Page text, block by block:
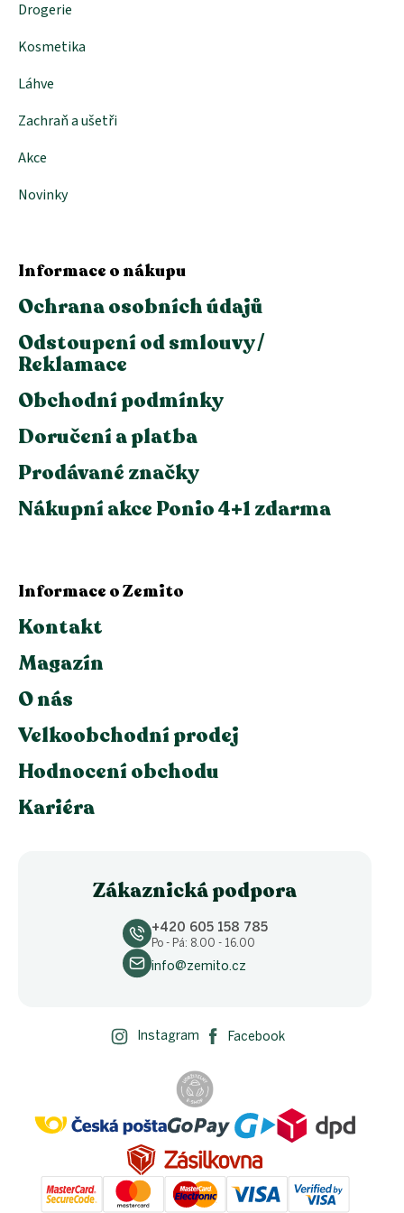
Drogerie
Kosmetika
Láhve
Zachraň a ušetři
Akce
Novinky
Informace o nákupu
Ochrana osobních údajů
Odstoupení od smlouvy /
Reklamace
Obchodní podmínky
Doručení a platba
Prodávané značky
Nákupní akce Ponio 4+1 zdarma
Informace o Zemito
Kontakt
Magazín
O nás
Velkoobchodní prodej
Hodnocení obchodu
Kariéra
Zákaznická podpora
+420 605 158 785
Po - Pá: 8.00 - 16.00
info@zemito.cz
Instagram Facebook